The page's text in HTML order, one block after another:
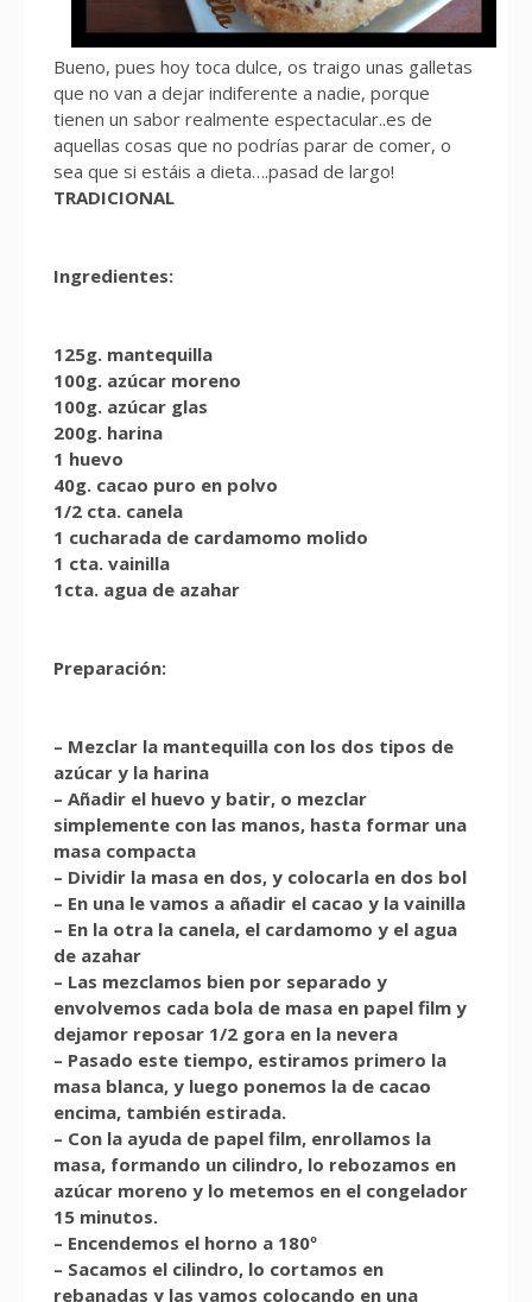
Bueno, pues hoy toca dulce, os traigo unas galletas
que no van a dejar indiferente a nadie, porque
tienen un sabor realmente espectacular..es de
aquellas cosas que no podrías parar de comer, o
sea que si estáis a dieta….pasad de largo!
TRADICIONAL
Ingredientes:
125g. mantequilla
100g. azúcar moreno
100g. azúcar glas
200g. harina
1 huevo
40g. cacao puro en polvo
1/2 cta. canela
1 cucharada de cardamomo molido
1 cta. vainilla
1cta. agua de azahar
Preparación:
– Mezclar la mantequilla con los dos tipos de
azúcar y la harina
– Añadir el huevo y batir, o mezclar
simplemente con las manos, hasta formar una
masa compacta
– Dividir la masa en dos, y colocarla en dos bol
– En una le vamos a añadir el cacao y la vainilla
– En la otra la canela, el cardamomo y el agua
de azahar
– Las mezclamos bien por separado y
envolvemos cada bola de masa en papel film y
dejamor reposar 1/2 gora en la nevera
– Pasado este tiempo, estiramos primero la
masa blanca, y luego ponemos la de cacao
encima, también estirada.
– Con la ayuda de papel film, enrollamos la
masa, formando un cilindro, lo rebozamos en
azúcar moreno y lo metemos en el congelador
15 minutos.
– Encendemos el horno a 180º
– Sacamos el cilindro, lo cortamos en
rebanadas y las vamos colocando en una